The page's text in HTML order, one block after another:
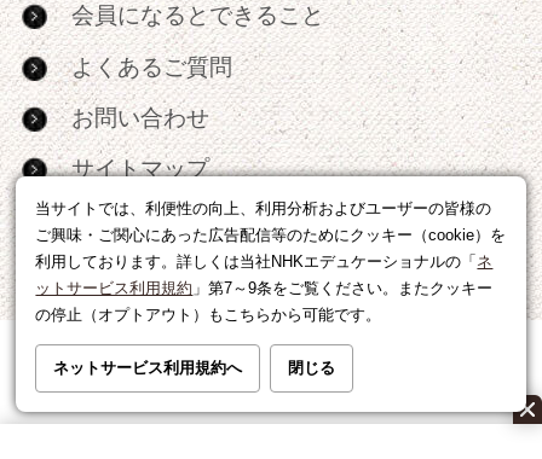
当サイトでは、利便性の向上、利用分析およびユーザーの皆様の
ご興味・ご関心にあった広告配信等のためにクッキー（cookie）を
利用しております。詳しくは当社NHKエデュケーショナルの「 ネ
ットサービス利用規約 」第7～9条をご覧ください。またクッキー
の停止（オプトアウト）もこちらから可能です。
ネットサービス利用規約へ 閉じる
会員になるとできること
よくあるご質問
お問い合わせ
サイトマップ
RSS
広告出稿・パートナーシップについて
利用規約|個人情報の取り扱いについて
運営会社|広告に関するお問い合わせ